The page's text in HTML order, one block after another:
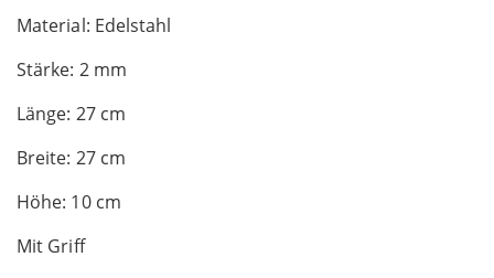
Material: Edelstahl
Stärke: 2 mm
Länge: 27 cm
Breite: 27 cm
Höhe: 10 cm
Mit Griff
gallery
to
beginning
the
images
gallery